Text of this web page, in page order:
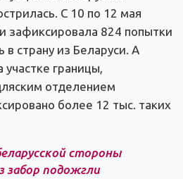
С 10 по 12 мая
зафиксировала 824 попытки
в страну из Беларуси. А
участке границы,
отделением
более 12 тыс. таких
стороны
забор подожгли